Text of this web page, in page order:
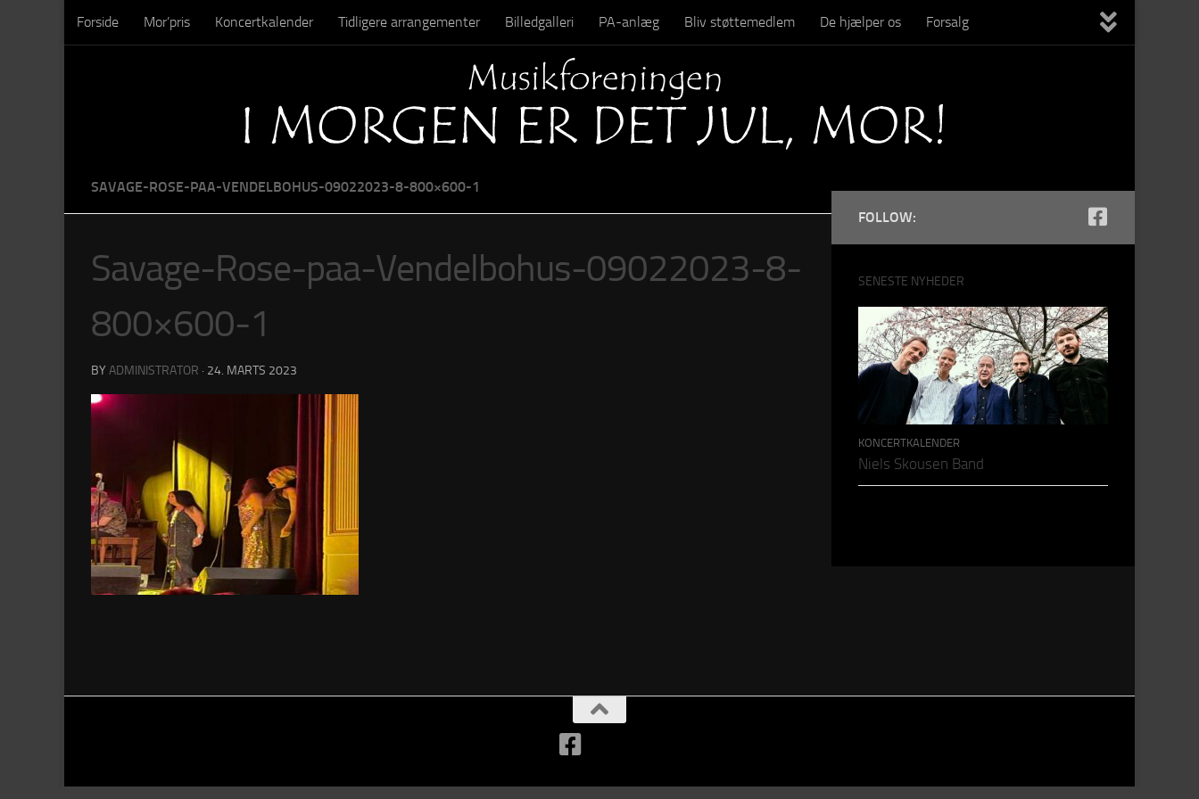
Skip to content
Forside Mor’pris Koncertkalender Tidligere arrangementer Billedgalleri PA-anlæg Bliv støttemedlem De hjælper os Forsalg
SAVAGE-ROSE-PAA-VENDELBOHUS-09022023-8-800×600-1
Savage-Rose-paa-Vendelbohus-09022023-8-
800×600-1
BY ADMINISTRATOR · 24. MARTS 2023
FOLLOW:
SENESTE NYHEDER
KONCERTKALENDER
Niels Skousen Band